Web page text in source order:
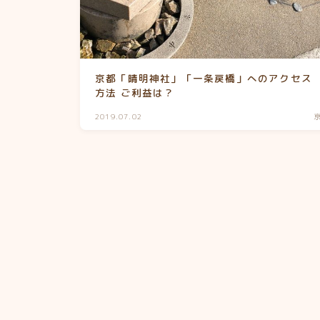
京都「晴明神社」「一条戻橋」へのアクセス
方法 ご利益は？
2019.07.02